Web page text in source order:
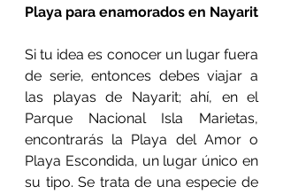
Playa para enamorados en Nayarit
Si tu idea es conocer un lugar fuera
de serie, entonces debes viajar a
las playas de Nayarit; ahí, en el
Parque Nacional Isla Marietas,
encontrarás la Playa del Amor o
Playa Escondida, un lugar único en
su tipo. Se trata de una especie de